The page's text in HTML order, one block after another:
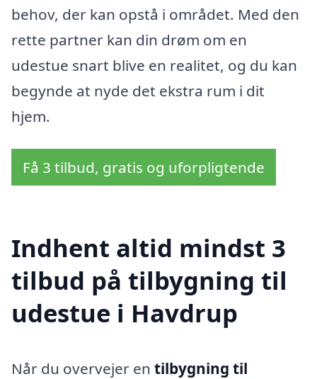
behov, der kan opstå i området. Med den
rette partner kan din drøm om en
udestue snart blive en realitet, og du kan
begynde at nyde det ekstra rum i dit
hjem.
Få 3 tilbud, gratis og uforpligtende
Indhent altid mindst 3
tilbud på tilbygning til
udestue i Havdrup
Når du overvejer en tilbygning til